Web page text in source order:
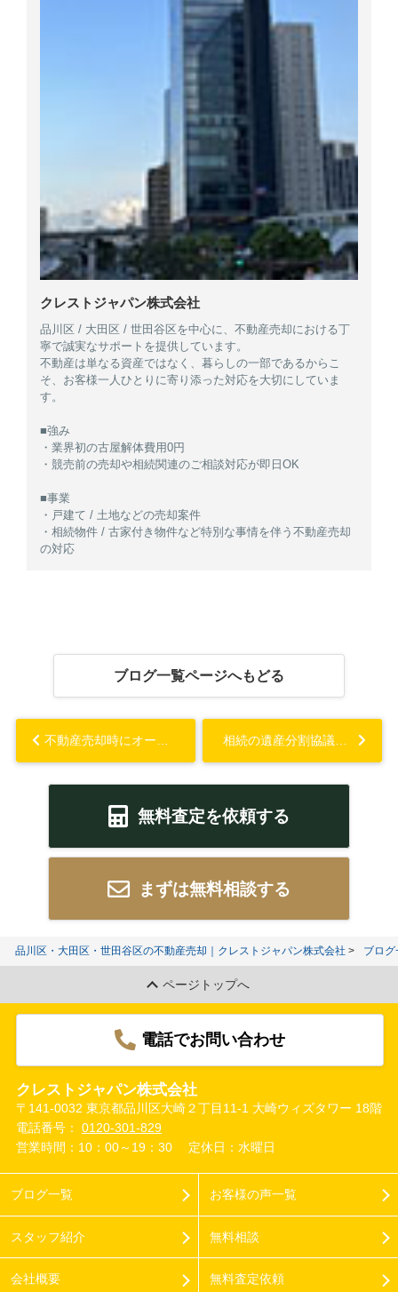
クレストジャパン株式会社
品川区 / 大田区 / 世田谷区を中心に、不動産売却における丁
寧で誠実なサポートを提供しています。
不動産は単なる資産ではなく、暮らしの一部であるからこ
そ、お客様一人ひとりに寄り添った対応を大切にしていま
す。
■強み
・業界初の古屋解体費用0円
・競売前の売却や相続関連のご相談対応が即日OK
■事業
・戸建て / 土地などの売却案件
・相続物件 / 古家付き物件など特別な事情を伴う不動産売却
の対応
ブログ一覧ページへもどる
無料査定を依頼する
まずは無料相談する
品川区・大田区・世田谷区の不動産売却｜クレストジャパン株式会社 ブログ
ページトップへ
電話でお問い合わせ
クレストジャパン株式会社
〒141-0032 東京都品川区大崎２丁目11-1 大崎ウィズタワー 18階
電話番号： 0120-301-829
営業時間：10：00～19：30
定休日：水曜日
ブログ一覧
スタッフ紹介
会社概要
お客様の声一覧
無料相談
無料査定依頼